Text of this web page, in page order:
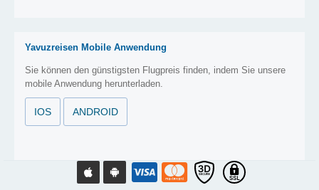
Yavuzreisen Mobile Anwendung
Sie können den günstigsten Flugpreis finden, indem Sie unsere
mobile Anwendung herunterladen.
IOS ANDROID